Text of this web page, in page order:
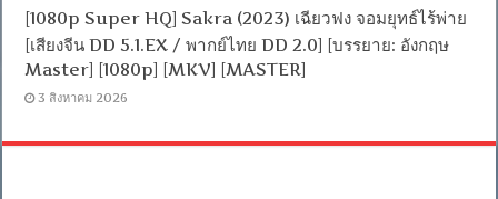
[1080p Super HQ] Sakra (2023) เฉียวฟง จอมยุทธ์ไร้พ่าย
[เสียงจีน DD 5.1.EX / พากย์ไทย DD 2.0] [บรรยาย: อังกฤษ
Master] [1080p] [MKV] [MASTER]
3 สิงหาคม 2026